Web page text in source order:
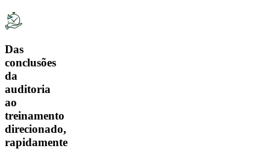
Das
conclusões
da
auditoria
ao
treinamento
direcionado,
rapidamente